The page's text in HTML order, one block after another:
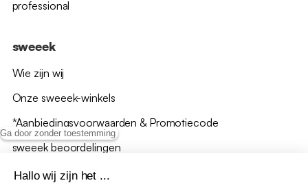
Ga door zonder toestemming
Hallo wij zijn het ...
professional
sweeek
Wie zijn wij
Onze sweeek-winkels
*Aanbiedingsvoorwaarden & Promotiecode
sweeek beoordelingen